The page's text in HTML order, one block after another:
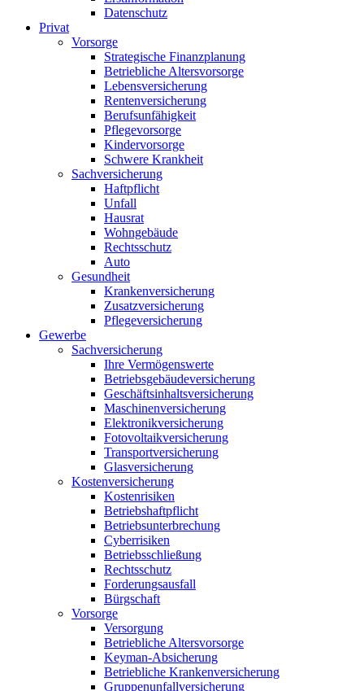
Datenschutz
Privat
Vorsorge
Strategische Finanzplanung
Betriebliche Altersvorsorge
Lebensversicherung
Rentenversicherung
Berufsunfähigkeit
Pflegevorsorge
Kindervorsorge
Schwere Krankheit
Sachversicherung
Haftpflicht
Unfall
Hausrat
Wohngebäude
Rechtsschutz
Auto
Gesundheit
Krankenversicherung
Zusatzversicherung
Pflegeversicherung
Gewerbe
Sachversicherung
Ihre Vermögenswerte
Betriebsgebäudeversicherung
Geschäftsinhaltsversicherung
Maschinenversicherung
Elektronikversicherung
Fotovoltaikversicherung
Transportversicherung
Glasversicherung
Kostenversicherung
Kostenrisiken
Betriebshaftpflicht
Betriebsunterbrechung
Cyberrisiken
Betriebsschließung
Rechtsschutz
Forderungsausfall
Bürgschaft
Vorsorge
Versorgung
Betriebliche Altersvorsorge
Keyman-Absicherung
Betriebliche Krankenversicherung
Gruppenunfallversicherung